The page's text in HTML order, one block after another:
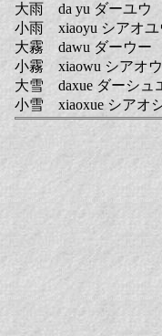
大雨 da yu ダーユ
小雨 xiaoyu シアオ
大霧 dawu ダーウー
小霧 xiaowu シアオ
大雪 daxue ダーシ
小雪 xiaoxue シアオ